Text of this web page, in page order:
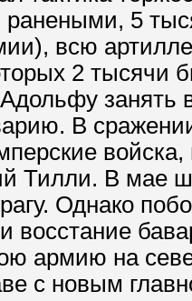
5
всю
2
В
Тилли. В мае
Однако
восстание
армию на
с новым